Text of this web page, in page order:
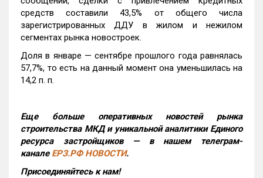
средств составили 43,5% от общего числа
зарегистрированных ДДУ в жилом и нежилом
сегментах рынка новостроек.
Доля в январе — сентябре прошлого года равнялась
57,7%, то есть на данный момент она уменьшилась на
14,2 п. п.
Еще больше оперативных новостей рынка
строительства МКД и уникальной аналитики Единого
ресурса застройщиков — в нашем телеграм-
канале ЕРЗ.РФ НОВОСТИ.
Присоединяйтесь к нам!